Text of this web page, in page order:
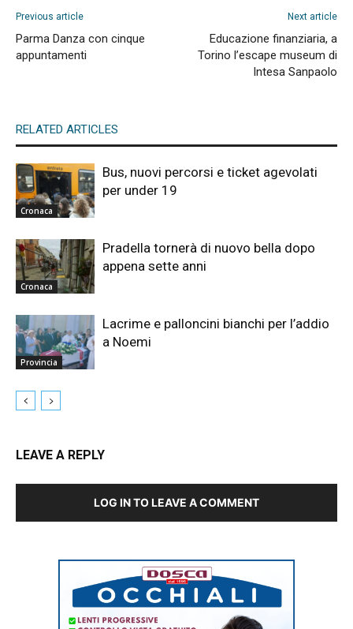
Previous article
Parma Danza con cinque
appuntamenti
Next article
Educazione finanziaria, a
Torino l’escape museum di
Intesa Sanpaolo
RELATED ARTICLES
Cronaca
Bus, nuovi percorsi e ticket agevolati
per under 19
Cronaca
Pradella tornerà di nuovo bella dopo
appena sette anni
Provincia
Lacrime e palloncini bianchi per l’addio
a Noemi
LEAVE A REPLY
LOG IN TO LEAVE A COMMENT